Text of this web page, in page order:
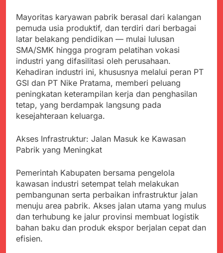
Ketua DPD JWI
Sukabumi Raya
Ingatkan Pentingnya
Verifikasi Isu Dugaan
terhadap Kepala KUA
Pabuaran
Agustus 8, 2026
Aksi Humanis Polri:
Kapolsek Kebonpedes
Bantu Lansia dengan
Kursi Roda, Warga Haru
dan Bersyukur
Agustus 7, 2026
Data Ganda Capai 6
Juta, BGN Benahi Basis
Penerima Program
Makan Bergizi Gratis
Agustus 6, 2026
Pekan Ini, Integrasi
Data MBG Hampir
Agustus 6, 2026
Yani Tetap Bersih,
Pemkot Sukabumi
Perkuat Penataan
Pedagang dan
Pengelolaan Sampah
Agustus 6, 2026
Ribuan Warga Padati
Peringatan Hari ASI
Sedunia di Cibadak,
PDIP Tegaskan ASI
adalah Investasi
Peradaban dan Upaya
Agustus 6, 2026
Wujud Kepedulian Polri,
Kapolresta Sumenep
Koordinasikan dan
Mayoritas karyawan pabrik berasal dari kalangan
pemuda usia produktif, dan terdiri dari berbagai
latar belakang pendidikan — mulai lulusan
SMA/SMK hingga program pelatihan vokasi
industri yang difasilitasi oleh perusahaan.
Kehadiran industri ini, khususnya melalui peran PT
GSI dan PT Nike Pratama, memberi peluang
peningkatan keterampilan kerja dan penghasilan
tetap, yang berdampak langsung pada
kesejahteraan keluarga.
Akses Infrastruktur: Jalan Masuk ke Kawasan
Pabrik yang Meningkat
Pemerintah Kabupaten bersama pengelola
kawasan industri setempat telah melakukan
pembangunan serta perbaikan infrastruktur jalan
menuju area pabrik. Akses jalan utama yang mulus
dan terhubung ke jalur provinsi membuat logistik
bahan baku dan produk ekspor berjalan cepat dan
efisien.